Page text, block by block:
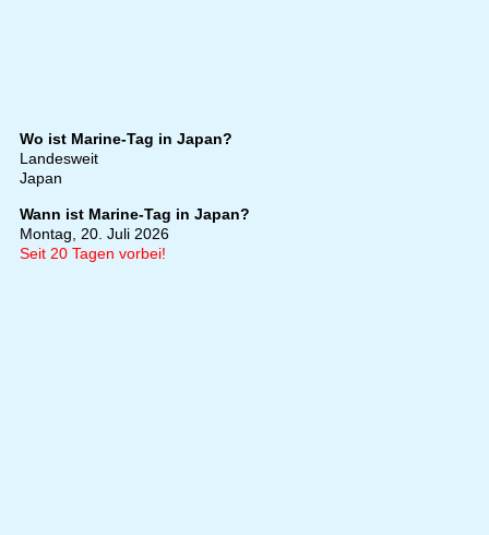
Wo ist Marine-Tag in Japan?
Landesweit
Japan
Wann ist Marine-Tag in Japan?
Montag, 20. Juli 2026
Seit 20 Tagen vorbei!